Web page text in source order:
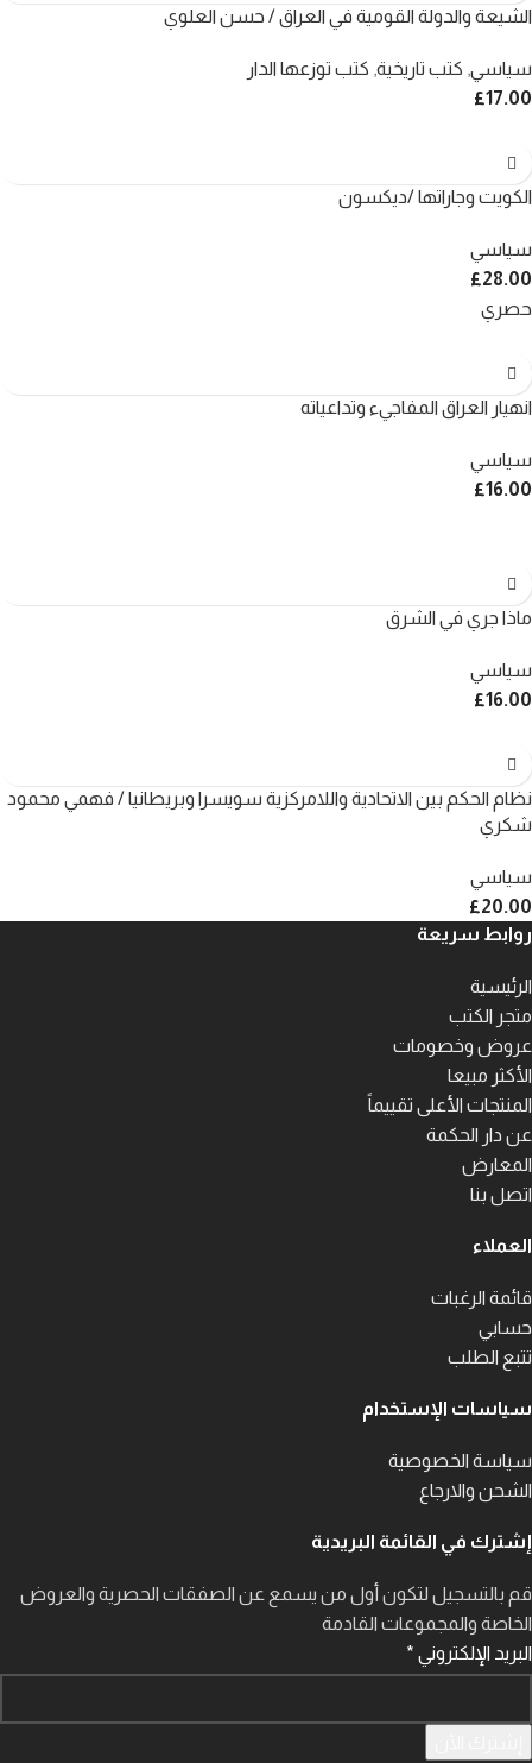
الشيعة والدولة القومية في العراق / حسن العلوي
سياسي كتب تاريخية كتب توزعها الدار
£17.00
الكويت وجاراتها /ديكسون
سياسي
£28.00
حصري
انهيار العراق المفاجيء وتداعياته
سياسي
£16.00
ماذا جري في الشرق
سياسي
£16.00
نظام الحكم بين الاتحادية واللامركزية سويسرا وبريطانيا / فهمي محمود
شكري
سياسي
£20.00
روابط سريعة
الرئيسية
متجر الكتب
عروض وخصومات
الأكثر مبيعا
المنتجات الأعلى تقييماً
عن دار الحكمة
المعارض
اتصل بنا
العملاء
قائمة الرغبات
حسابي
تتبع الطلب
سياسات الإستخدام
سياسة الخصوصية
الشحن والارجاع
إشترك في القائمة البريدية
قم بالتسجيل لتكون أول من يسمع عن الصفقات الحصرية والعروض
الخاصة والمجموعات القادمة
البريد الإلكتروني *